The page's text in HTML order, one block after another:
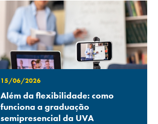
15/06/2026
Além da flexibilidade: como
funciona a graduação
semipresencial da UVA